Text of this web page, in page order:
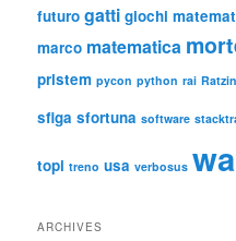
futuro gatti giochi
marco matematica
pristem pycon python rai
sfiga sfortuna software
topi treno usa verbosus
ARCHIVES